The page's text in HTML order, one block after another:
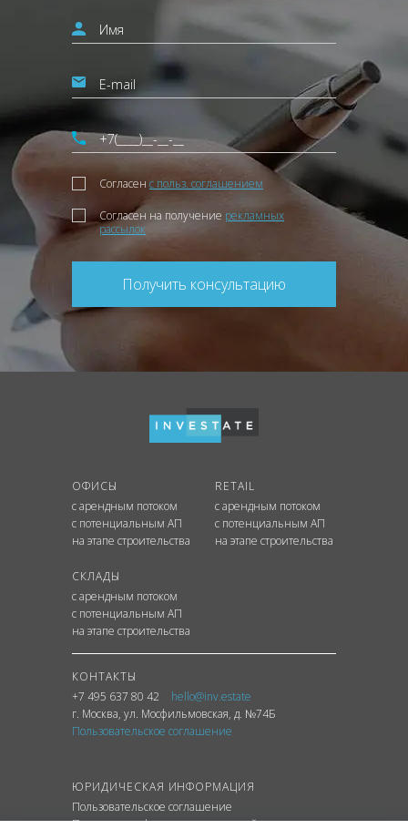
Согласен с польз. соглашением
Согласен на получение рекламных
рассылок
Получить консультацию
ОФИСЫ
с арендным потоком
с потенциальным АП
на этапе строительства
RETAIL
с арендным потоком
с потенциальным АП
на этапе строительства
СКЛАДЫ
с арендным потоком
с потенциальным АП
на этапе строительства
КОНТАКТЫ
+7 495 637 80 42
hello@inv.estate
г. Москва, ул. Мосфильмовская, д. №74Б
Пользовательское соглашение
ЮРИДИЧЕСКАЯ ИНФОРМАЦИЯ
Пользовательское соглашение
Политика конфиденциальности сайта